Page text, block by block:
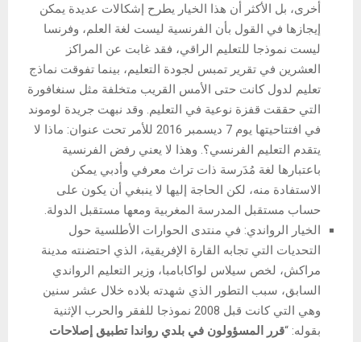
أخرى، بل الأكثر أن هذا الخيار يطرح إشكالات عديدة يمكن
إيجازها في القول بأن الفرنسية ليست لغة العلم، وفرنسا
ليست نموذجا للتعليم الراقي، فقد غابت عن المراكز
العشرين في تقرير تمبس لجودة التعليم، بينما تفوقت نماذج
تعليم لدول كانت حتى الأمس القريب متخلفة مثل سنغافورة
التي حققت قفزة نوعية في التعليم. وقد نبهت جريدة لوموند
في افتتاحيتها يوم 7 ديسمبر 2016 للأمر تحت عنوان: ماذا لا
يتقدم التعليم الفرنسي؟. وهذا لا يعني رفض الفرنسية
باعتبارها لغة مُدَرسة ذات تراث معرفي وأدبي يمكن
الاستفادة منه، لكن الحاجة إليها لا ينبغي أن يكون على
حساب مستقبل المدرسة المغربية ومعها مستقبل الدولة.
الخيار الرواندي: في منتدى الحوارات الأطلسية حول
التحديات التي تجابه القارة الإفريقية، الذي احتضنته مدينة
مراكش، لخص سيلاس لواكابامبا، وزير التعليم الرواندي
السابق، سبب التطور الذي شهدته بلاده خلال عشر سنين
وهي التي كانت قبل 2008 نموذجا للفقر والحرب الإثنية
بقوله: “قرر المسؤولون في بلدي رواندا تطبيق إصلاحات